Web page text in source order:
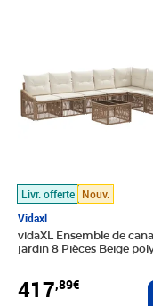
Livr. offerte Nouv.
Vidaxl
vidaXL Ensemble de
jardin 8 Pièces Beige
417,89€